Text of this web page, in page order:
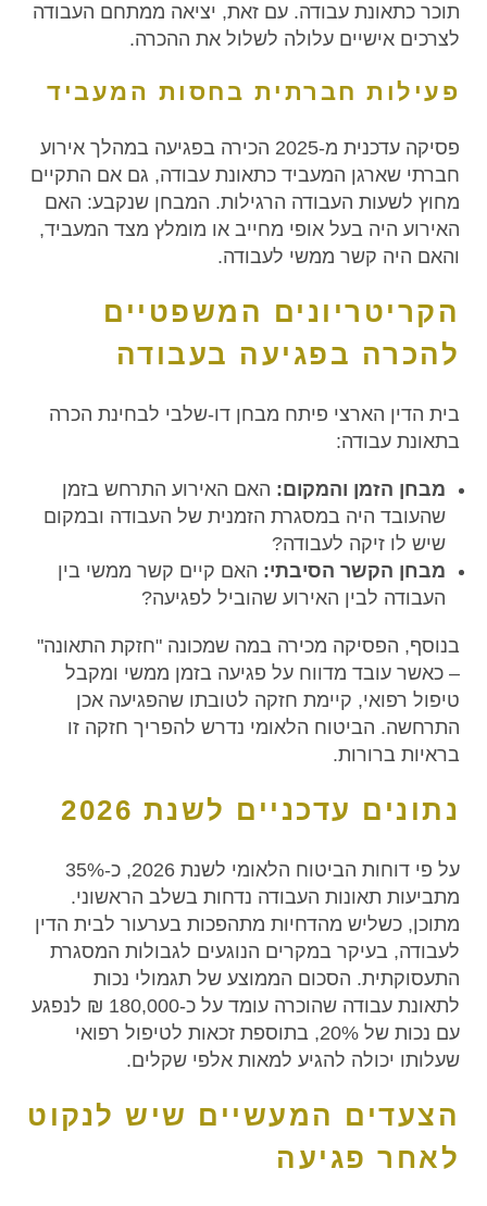
תוכר כתאונת עבודה. עם זאת, יציאה ממתחם העבודה
לצרכים אישיים עלולה לשלול את ההכרה.
פעילות חברתית בחסות המעביד
פסיקה עדכנית מ-2025 הכירה בפגיעה במהלך אירוע
חברתי שארגן המעביד כתאונת עבודה, גם אם התקיים
מחוץ לשעות העבודה הרגילות. המבחן שנקבע: האם
האירוע היה בעל אופי מחייב או מומלץ מצד המעביד,
והאם היה קשר ממשי לעבודה.
הקריטריונים המשפטיים
להכרה בפגיעה בעבודה
בית הדין הארצי פיתח מבחן דו-שלבי לבחינת הכרה
בתאונת עבודה:
מבחן הזמן והמקום: האם האירוע התרחש בזמן
שהעובד היה במסגרת הזמנית של העבודה ובמקום
שיש לו זיקה לעבודה?
מבחן הקשר הסיבתי: האם קיים קשר ממשי בין
העבודה לבין האירוע שהוביל לפגיעה?
בנוסף, הפסיקה מכירה במה שמכונה "חזקת התאונה"
– כאשר עובד מדווח על פגיעה בזמן ממשי ומקבל
טיפול רפואי, קיימת חזקה לטובתו שהפגיעה אכן
התרחשה. הביטוח הלאומי נדרש להפריך חזקה זו
בראיות ברורות.
נתונים עדכניים לשנת 2026
על פי דוחות הביטוח הלאומי לשנת 2026, כ-35%
מתביעות תאונות העבודה נדחות בשלב הראשוני.
מתוכן, כשליש מהדחיות מתהפכות בערעור לבית הדין
לעבודה, בעיקר במקרים הנוגעים לגבולות המסגרת
התעסוקתית. הסכום הממוצע של תגמולי נכות
לתאונת עבודה שהוכרה עומד על כ-180,000 ₪ לנפגע
עם נכות של 20%, בתוספת זכאות לטיפול רפואי
שעלותו יכולה להגיע למאות אלפי שקלים.
הצעדים המעשיים שיש לנקוט
לאחר פגיעה